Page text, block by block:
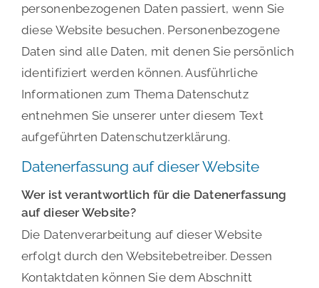
personenbezogenen Daten passiert, wenn Sie
diese Website besuchen. Personenbezogene
Daten sind alle Daten, mit denen Sie persönlich
identifiziert werden können. Ausführliche
Informationen zum Thema Datenschutz
entnehmen Sie unserer unter diesem Text
aufgeführten Datenschutzerklärung.
Datenerfassung auf dieser Website
Wer ist verantwortlich für die Datenerfassung
auf dieser Website?
Die Datenverarbeitung auf dieser Website
erfolgt durch den Websitebetreiber. Dessen
Kontaktdaten können Sie dem Abschnitt